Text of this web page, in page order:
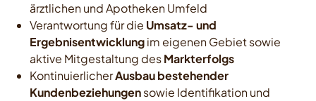
ärztlichen und Apotheken Umfeld
Verantwortung für die Umsatz- und
Ergebnisentwicklungim eigenen Gebiet sowie
aktive Mitgestaltung desMarkterfolgs
KontinuierlicherAusbau bestehender
Kundenbeziehungensowie Identifikation und